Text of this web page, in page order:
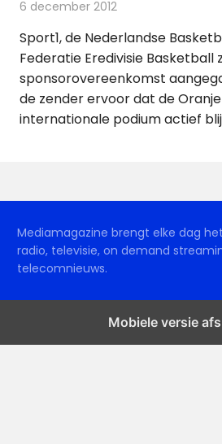
6 december 2012
Sport1, de Nederlandse
Federatie Eredivisie Basketball
sponsorovereenkomst
de zender ervoor dat de
internationale podium actief
Mediamagazine brengt elke dag
radio, televisie, on demand
telecomnieuws.
Mobiele versie